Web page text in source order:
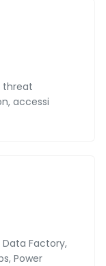
threat
accessi
Data Factory,
Power